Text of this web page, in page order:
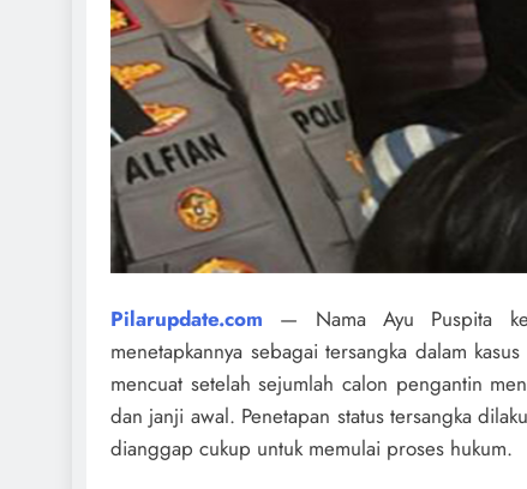
Pilarupdate.com — Nama Ayu Puspita
menetapkannya sebagai tersangka dalam
mencuat setelah sejumlah calon pengantin
dan janji awal. Penetapan status tersangka
dianggap cukup untuk memulai proses hukum.